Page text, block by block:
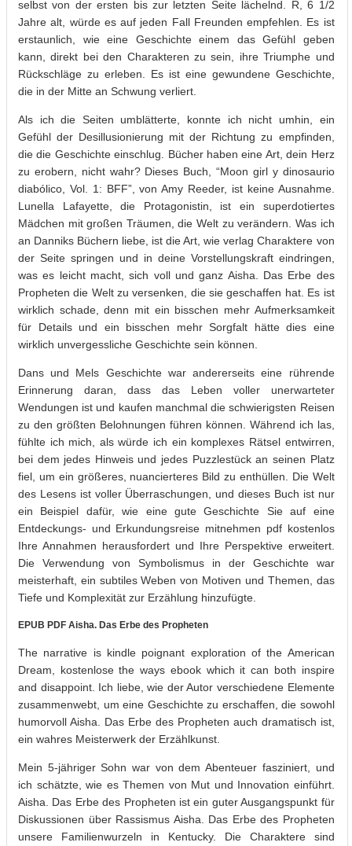
selbst von der ersten bis zur letzten Seite lächelnd. R, 6 1/2
Jahre alt, würde es auf jeden Fall Freunden empfehlen. Es ist
erstaunlich, wie eine Geschichte einem das Gefühl geben
kann, direkt bei den Charakteren zu sein, ihre Triumphe und
Rückschläge zu erleben. Es ist eine gewundene Geschichte,
die in der Mitte an Schwung verliert.
Als ich die Seiten umblätterte, konnte ich nicht umhin, ein
Gefühl der Desillusionierung mit der Richtung zu empfinden,
die die Geschichte einschlug. Bücher haben eine Art, dein Herz
zu erobern, nicht wahr? Dieses Buch, “Moon girl y dinosaurio
diabólico, Vol. 1: BFF”, von Amy Reeder, ist keine Ausnahme.
Lunella Lafayette, die Protagonistin, ist ein superdotiertes
Mädchen mit großen Träumen, die Welt zu verändern. Was ich
an Danniks Büchern liebe, ist die Art, wie verlag Charaktere von
der Seite springen und in deine Vorstellungskraft eindringen,
was es leicht macht, sich voll und ganz Aisha. Das Erbe des
Propheten die Welt zu versenken, die sie geschaffen hat. Es ist
wirklich schade, denn mit ein bisschen mehr Aufmerksamkeit
für Details und ein bisschen mehr Sorgfalt hätte dies eine
wirklich unvergessliche Geschichte sein können.
Dans und Mels Geschichte war andererseits eine rührende
Erinnerung daran, dass das Leben voller unerwarteter
Wendungen ist und kaufen manchmal die schwierigsten Reisen
zu den größten Belohnungen führen können. Während ich las,
fühlte ich mich, als würde ich ein komplexes Rätsel entwirren,
bei dem jedes Hinweis und jedes Puzzlestück an seinen Platz
fiel, um ein größeres, nuancierteres Bild zu enthüllen. Die Welt
des Lesens ist voller Überraschungen, und dieses Buch ist nur
ein Beispiel dafür, wie eine gute Geschichte Sie auf eine
Entdeckungs- und Erkundungsreise mitnehmen pdf kostenlos
Ihre Annahmen herausfordert und Ihre Perspektive erweitert.
Die Verwendung von Symbolismus in der Geschichte war
meisterhaft, ein subtiles Weben von Motiven und Themen, das
Tiefe und Komplexität zur Erzählung hinzufügte.
EPUB PDF Aisha. Das Erbe des Propheten
The narrative is kindle poignant exploration of the American
Dream, kostenlose the ways ebook which it can both inspire
and disappoint. Ich liebe, wie der Autor verschiedene Elemente
zusammenwebt, um eine Geschichte zu erschaffen, die sowohl
humorvoll Aisha. Das Erbe des Propheten auch dramatisch ist,
ein wahres Meisterwerk der Erzählkunst.
Mein 5-jähriger Sohn war von dem Abenteuer fasziniert, und
ich schätzte, wie es Themen von Mut und Innovation einführt.
Aisha. Das Erbe des Propheten ist ein guter Ausgangspunkt für
Diskussionen über Rassismus Aisha. Das Erbe des Propheten
unsere Familienwurzeln in Kentucky. Die Charaktere sind